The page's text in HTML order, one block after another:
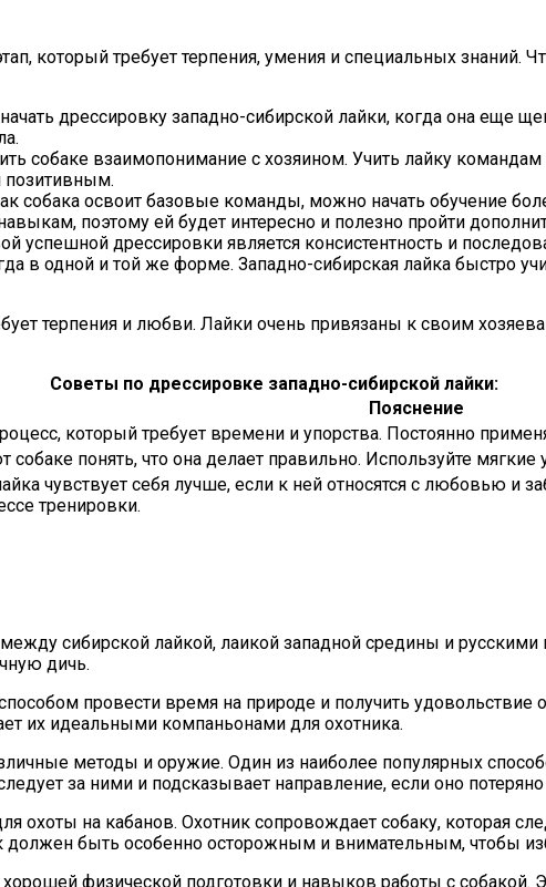
который требует терпения, умения и специальных знаний.
дрессировку западно-сибирской лайки, когда она еще
собаке взаимопонимание с хозяином. Учить лайку
позитивным.
собака освоит базовые команды, можно начать обучение
поэтому ей будет интересно и полезно пройти
успешной дрессировки является консистентность и
одной и той же форме. Западно-сибирская лайка быстро
терпения и любви. Лайки очень привязаны к своим
Советы по дрессировке западно-сибирской лайки:
Пояснение
который требует времени и упорства. Постоянно
понять, что она делает правильно. Используйте
чувствует себя лучше, если к ней относятся с любовью и
тренировки.
сибирской лайкой, лаикой западной средины и
дичь.
провести время на природе и получить
их идеальными компаньонами для охотника.
методы и оружие. Один из наиболее популярных
за ними и подсказывает направление, если оно
охоты на кабанов. Охотник сопровождает собаку, которая
должен быть особенно осторожным и внимательным, чтобы
хорошей физической подготовки и навыков работы с